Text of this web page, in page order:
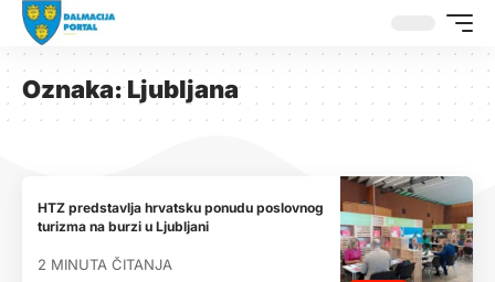
Oznaka:Ljubljana
HTZ predstavlja hrvatsku ponudu poslovnog
turizma na burzi u Ljubljani
2 MINUTA ČITANJA